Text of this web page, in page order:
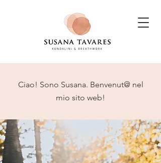
Ciao! Sono Susana. Benvenut@ nel
mio sito web!